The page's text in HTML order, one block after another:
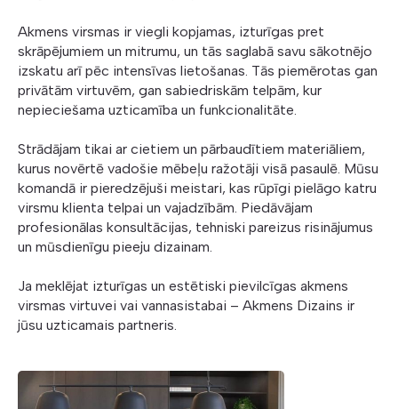
Akmens virsmas ir viegli kopjamas, izturīgas pret
skrāpējumiem un mitrumu, un tās saglabā savu sākotnējo
izskatu arī pēc intensīvas lietošanas. Tās piemērotas gan
privātām virtuvēm, gan sabiedriskām telpām, kur
nepieciešama uzticamība un funkcionalitāte.
Strādājam tikai ar cietiem un pārbaudītiem materiāliem,
kurus novērtē vadošie mēbeļu ražotāji visā pasaulē. Mūsu
komandā ir pieredzējuši meistari, kas rūpīgi pielāgo katru
virsmu klienta telpai un vajadzībām. Piedāvājam
profesionālas konsultācijas, tehniski pareizus risinājumus
un mūsdienīgu pieeju dizainam.
Ja meklējat izturīgas un estētiski pievilcīgas akmens
virsmas virtuvei vai vannasistabai – Akmens Dizains ir
jūsu uzticamais partneris.